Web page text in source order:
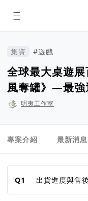
集資 #遊戲
全球最大桌遊
風奪罐》—最強
明夷工作室
專案介紹
最新消息
Q1
出貨進度與售